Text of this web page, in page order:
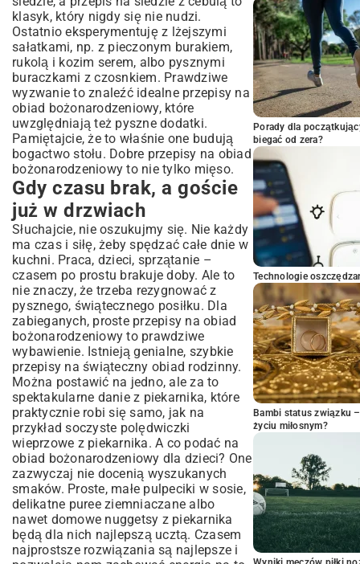
klasyk, który nigdy się nie nudzi.
Ostatnio eksperymentuję z lżejszymi
sałatkami, np. z pieczonym burakiem,
rukolą i kozim serem, albo pysznymi
buraczkami z czosnkiem. Prawdziwe
wyzwanie to znaleźć idealne przepisy na
obiad bożonarodzeniowy, które
uwzględniają też pyszne dodatki.
Pamiętajcie, że to właśnie one budują
bogactwo stołu. Dobre przepisy na obiad
bożonarodzeniowy to nie tylko mięso.
Gdy czasu brak, a goście
już w drzwiach
Słuchajcie, nie oszukujmy się. Nie każdy
ma czas i siłę, żeby spędzać całe dnie w
kuchni. Praca, dzieci, sprzątanie –
czasem po prostu brakuje doby. Ale to
nie znaczy, że trzeba rezygnować z
pysznego, świątecznego posiłku. Dla
zabieganych, proste przepisy na obiad
bożonarodzeniowy to prawdziwe
wybawienie. Istnieją genialne, szybkie
przepisy na świąteczny obiad rodzinny.
Można postawić na jedno, ale za to
spektakularne danie z piekarnika, które
praktycznie robi się samo, jak na
przykładsoczyste polędwiczki
wieprzowe z piekarnika. A co podać na
obiad bożonarodzeniowy dla dzieci? One
zazwyczaj nie docenią wyszukanych
smaków. Proste, małe pulpeciki w sosie,
delikatne puree ziemniaczane albo
nawet domowe nuggetsy z piekarnika
będą dla nich najlepszą ucztą. Czasem
najprostsze rozwiązania są najlepsze i
Porady dla
biegać od zera?
Technologie
Bambi status związku
życiu miłosnym?